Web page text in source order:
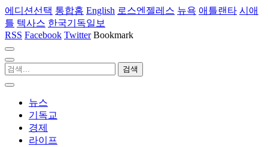
에디션선택 통합홈 English 로스엔젤레스 뉴욕 애틀랜타 시애
틀 텍사스 한국기독일보
RSS Facebook Twitter Bookmark
뉴스
기독교
경제
라이프